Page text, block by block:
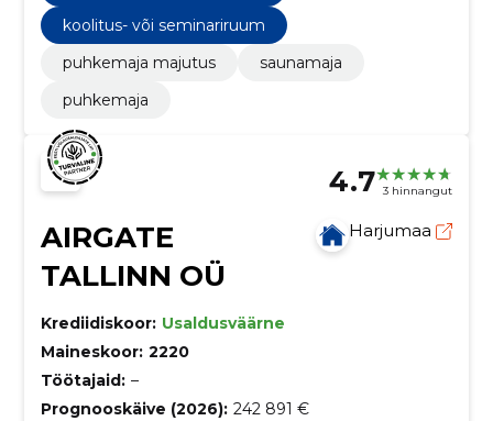
koolitus- või seminariruum
puhkemaja majutus
saunamaja
puhkemaja
4.7 3 hinnangut
AIRGATE
TALLINN OÜ
Harjumaa
Krediidiskoor: Usaldusväärne
Maineskoor: 2220
Töötajaid: –
Prognooskäive (2026): 242 891 €